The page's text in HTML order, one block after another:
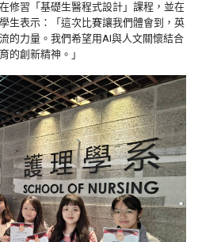
修習「基礎生醫程式設計」課程，並在
生表示：「這次比賽讓我們體會到，英
的力量。我們希望用AI與人文關懷結合
的創新精神。」